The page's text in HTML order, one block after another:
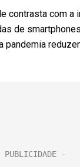
contrasta com
de